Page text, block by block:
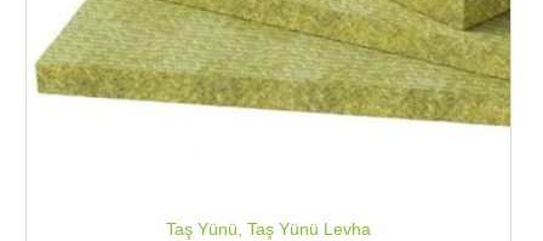
Taş Yünü Taş Yünü Levha